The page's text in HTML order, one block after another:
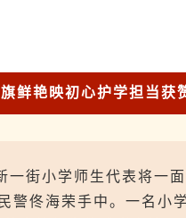
鲜艳映初心护学担当获
街小学师生代表将一
佟海荣手中。一名小